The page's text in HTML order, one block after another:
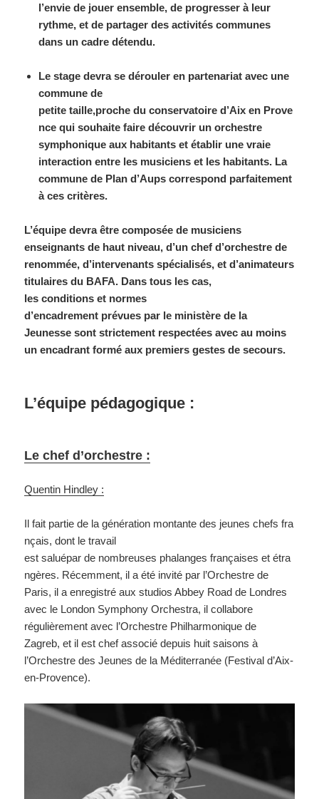
l’envie de jouer ensemble, de progresser à leur
rythme, et de partager des activités communes
dans un cadre détendu.
Le stage devra se dérouler en partenariat avec une
commune de
petite taille,proche du conservatoire d’Aix en Prove
nce qui souhaite faire découvrir un orchestre
symphonique aux habitants et établir une vraie
interaction entre les musiciens et les habitants. La
commune de Plan d’Aups correspond parfaitement
à ces critères.
L’équipe devra être composée de musiciens
enseignants de haut niveau, d’un chef d’orchestre de
renommée, d’intervenants spécialisés, et d’animateurs
titulaires du BAFA. Dans tous les cas,
les conditions et normes
d’encadrement prévues par le ministère de la
Jeunesse sont strictement respectées avec au moins
un encadrant formé aux premiers gestes de secours.
L’équipe pédagogique :
Le chef d’orchestre :
Quentin Hindley :
Il fait partie de la génération montante des jeunes chefs fra
nçais, dont le travail
est saluépar de nombreuses phalanges françaises et étra
ngères. Récemment, il a été invité par l’Orchestre de
Paris, il a enregistré aux studios Abbey Road de Londres
avec le London Symphony Orchestra, il collabore
régulièrement avec l’Orchestre Philharmonique de
Zagreb, et il est chef associé depuis huit saisons à
l’Orchestre des Jeunes de la Méditerranée (Festival d’Aix-
en-Provence).